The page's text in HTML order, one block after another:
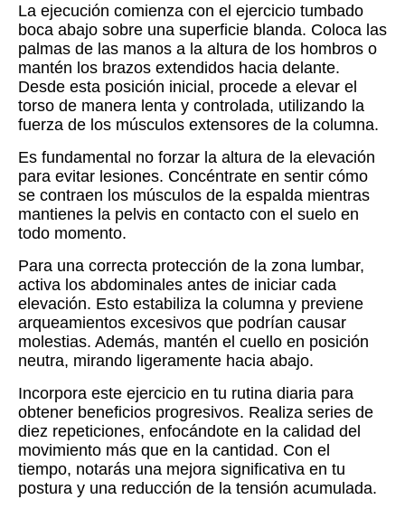
La ejecución comienza con el ejercicio tumbado
boca abajo sobre una superficie blanda. Coloca las
palmas de las manos a la altura de los hombros o
mantén los brazos extendidos hacia delante.
Desde esta posición inicial, procede a elevar el
torso de manera lenta y controlada, utilizando la
fuerza de los músculos extensores de la columna.
Es fundamental no forzar la altura de la elevación
para evitar lesiones. Concéntrate en sentir cómo
se contraen los músculos de la espalda mientras
mantienes la pelvis en contacto con el suelo en
todo momento.
Para una correcta protección de la zona lumbar,
activa los abdominales antes de iniciar cada
elevación. Esto estabiliza la columna y previene
arqueamientos excesivos que podrían causar
molestias. Además, mantén el cuello en posición
neutra, mirando ligeramente hacia abajo.
Incorpora este ejercicio en tu rutina diaria para
obtener beneficios progresivos. Realiza series de
diez repeticiones, enfocándote en la calidad del
movimiento más que en la cantidad. Con el
tiempo, notarás una mejora significativa en tu
postura y una reducción de la tensión acumulada.